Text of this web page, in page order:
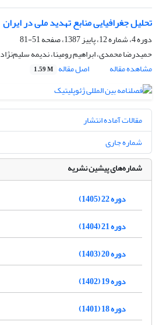
تحلیل جغرافیایی منابع تهدید ملی در ایران
دوره 4، شماره 12، پاییز 1387، صفحه
51-81
حمیدرضا محمدی، ابراهیم رومینا، ندیمه سلیم‌نژاد
مشاهده مقاله
اصل مقاله 1.59 M
مقالات آماده انتشار
شماره جاری
شماره‌های پیشین نشریه
دوره 22 (1405)
دوره 21 (1404)
دوره 20 (1403)
دوره 19 (1402)
دوره 18 (1401)